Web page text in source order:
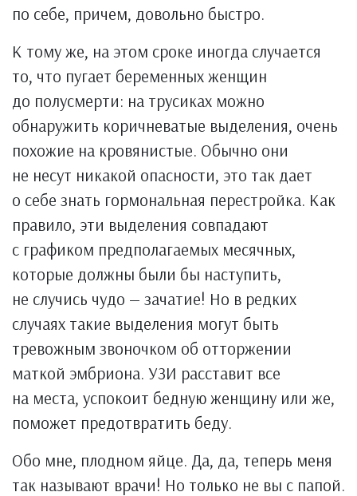
по себе, причем, довольно быстро.
К тому же, на этом сроке иногда случается
то, что пугает беременных женщин
до полусмерти: на трусиках можно
обнаружить коричневатые выделения, очень
похожие на кровянистые. Обычно они
не несут никакой опасности, это так дает
о себе знать гормональная перестройка. Как
правило, эти выделения совпадают
с графиком предполагаемых месячных,
которые должны были бы наступить,
не случись чудо — зачатие! Но в редких
случаях такие выделения могут быть
тревожным звоночком об отторжении
маткой эмбриона. УЗИ расставит все
на места, успокоит бедную женщину или же,
поможет предотвратить беду.
Обо мне, плодном яйце. Да, да, теперь меня
так называют врачи! Но только не вы с папой.